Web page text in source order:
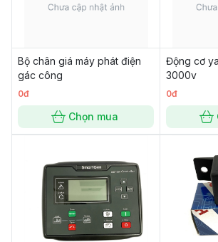
Bộ chân giá máy phát điện
gác công
0đ
Chọn mua
Động cơ
3000v
0đ